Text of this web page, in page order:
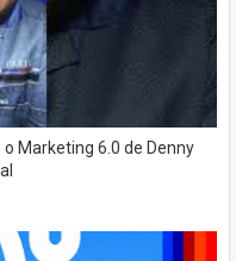
o Marketing 6.0 de Denny